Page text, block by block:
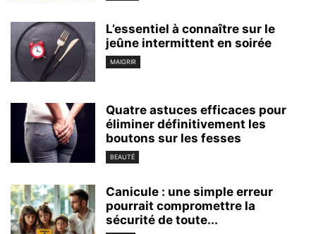
L’essentiel à connaître sur le
jeûne intermittent en soirée
MAIGRIR
Quatre astuces efficaces pour
éliminer définitivement les
boutons sur les fesses
BEAUTÉ
Canicule : une simple erreur
pourrait compromettre la
sécurité de toute...